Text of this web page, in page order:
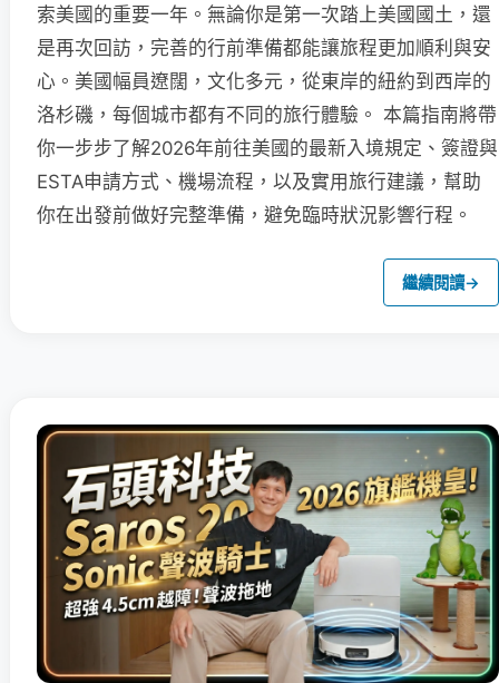
索美國的重要一年。無論你是第一次踏上美國國土，還
是再次回訪，完善的行前準備都能讓旅程更加順利與安
心。美國幅員遼闊，文化多元，從東岸的紐約到西岸的
洛杉磯，每個城市都有不同的旅行體驗。 本篇指南將帶
你一步步了解2026年前往美國的最新入境規定、簽證與
ESTA申請方式、機場流程，以及實用旅行建議，幫助
你在出發前做好完整準備，避免臨時狀況影響行程。
繼續閱讀→